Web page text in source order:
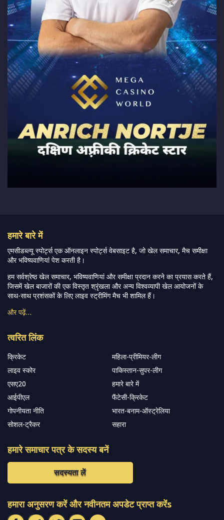
हमारे बारे में
एमसीडब्ल्यू स्पोर्ट्स एक ऑनलाइन स्पोर्ट्स वेबसाइट है, जो खेल समाचार, मैच समीक्षा
और भविष्यवाणियां पेश करती है।
हम सर्वश्रेष्ठ खेल समाचार, भविष्यवाणियां और समीक्षा प्रदान करने का प्रयास करते हैं,
जिसमें खेल बाजारों की एक विस्तृत श्रृंखला और अन्य विश्वव्यापी खेल आयोजनों के
साथ-साथ प्रशंसकों के लिए लाइव स्ट्रीमिंग मैच भी शामिल हैं।
और पढ़ें…
त्वरित लिंक
क्रिकेट
महिला-प्रीमियर-लीग
लाइव स्कोर
पाकिस्तान-सुपर-लीग
एसए20
हमारे बारे में
आईपीएल
फैंटेसी-क्रिकेट
गोपनीयता नीति
भारत-बनाम-ऑस्ट्रेलिया
सोशल-ट्रैकर
सहारा
हमारे समाचार पत्र के सदस्य बनें
सदस्यता लें
हमारा अनुसरण करें और नवीनतम अपडेट प्राप्त करेंs